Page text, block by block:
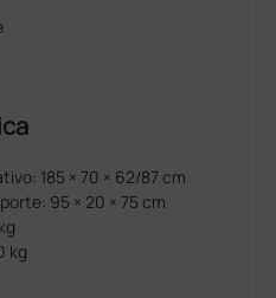
185 × 70 × 62/87 cm
95 × 20 × 75 cm
kg